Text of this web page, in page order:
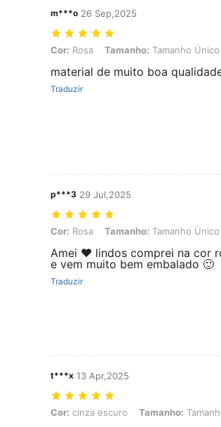
m***o 26 Sep,2025
Cor: Rosa, Tamanho: Tamanho Único
Cor: Rosa Tamanho: Tamanho Único
material de muito boa
Traduzir
p***3 29 Jul,2025
Cor: Rosa, Tamanho: Tamanho Único
Cor: Rosa Tamanho: Tamanho Único
Amei ❤️ lindos comprei na cor
e vem muito bem embalado 🙂
Traduzir
t***x 13 Apr,2025
Cor: cinza escuro, Tamanho: Tamanho
Cor: cinza escuro Tamanho: